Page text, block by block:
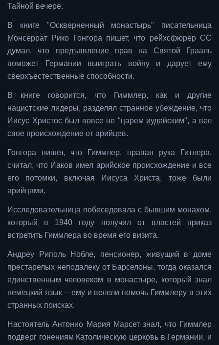
Тайной вечере.
В книге "Оскверненный монастырь" писательница
Монсеррат Рико Гонгора пишет, что рейхсфюрер СС
думал, что предъявление прав на Святой Грааль
поможет Германии выиграть войну и дарует ему
сверхъестественные способности.
В книге говорится, что Гиммлер, как и другие
нацистские лидеры, разделял странное убеждение, что
Иисус Христос был вовсе не "царем иудейским", а вел
свое происхождение от арийцев.
Гонгора пишет, что Гиммлер, правая рука Гитлера,
считал, что Иаков имел арийское происхождение и все
его потомки, включая Иисуса Христа, тоже были
арийцами.
Исследовательница побеседовала с бывшим монахом,
который в 1940 году получил от властей приказ
встретить Гиммлера во время его визита.
Андреу Риполь Нобле, пенсионер, живущий в доме
престарелых неподалеку от Барселоны, тогда оказался
единственным человеком в монастыре, который знал
немецкий язык – ему и велели помочь Гиммлеру в этих
странных поисках.
Настоятель Антонио Мария Марсет знал, что Гиммлер
подверг гонениям Католическую церковь в Германии, и